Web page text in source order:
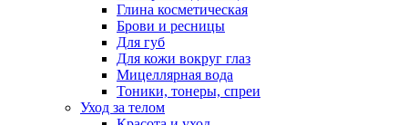
Глина косметическая
Брови и ресницы
Для губ
Для кожи вокруг глаз
Мицеллярная вода
Тоники, тонеры, спреи
Уход за телом